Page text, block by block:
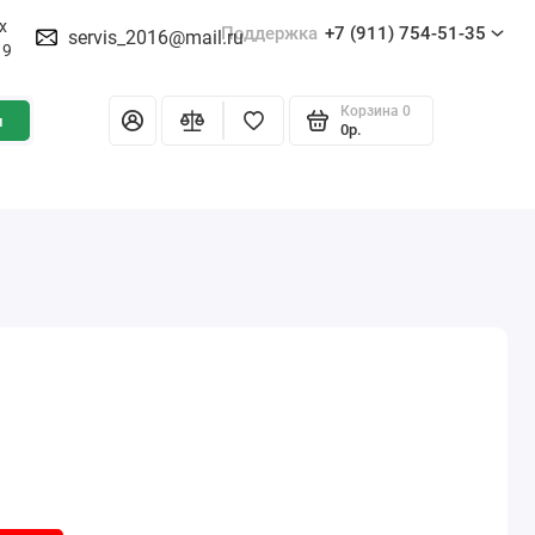
servis_2016@mail.ruПоддержка +7 (911) 754-51-35
Корзина 0
0р.